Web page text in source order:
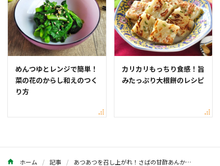
めんつゆとレンジで簡単！
菜の花のからし和えのつく
り方
カリカリもっちり食感！旨
みたっぷり大根餅のレシピ
ホーム 記事 あつあつを召し上がれ！さばの甘酢あんかけのレシピ